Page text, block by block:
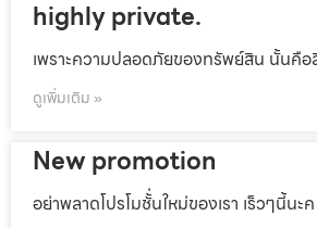
highly private.
เพราะความปลอดภัยของทรัพย์สิน นั้นคือ
ดูเพิ่มเติม »
New promotion
อย่าพลาดโปรโมชั้่นใหม่ของเรา เร็วๆนี้นะค